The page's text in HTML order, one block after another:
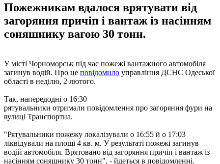
Пожежникам вдалося врятувати від
загоряння причіп і вантаж із насінням
соняшнику вагою 30 тонн.
У місті Чорноморськ під час пожежі вантажного автомобіля
загинув водій. Про це повідомило управління ДСНС Одеської
області в неділю, 2 лютого.
Так, напередодні о 16:30
рятувальники отримали повідомлення про загоряння фури на
вулиці Транспортна.
"Рятувальники пожежу локалізували о 16:55 й о 17:03
ліквідували на площі 4 кв. м. У результаті пожежі загинув
водій автомобіля. Врятовано від загоряння причіп і вантаж із
насінням соняшнику 30 тонн", - йдеться в повідомленні.